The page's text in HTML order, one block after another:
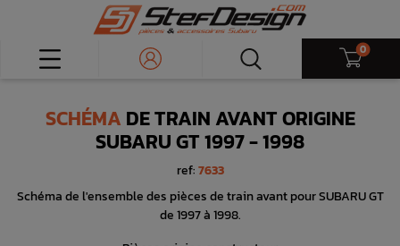
0
SCHÉMA DE TRAIN AVANT ORIGINE
SUBARU GT 1997 - 1998
ref:7633
Schéma de l'ensemble des pièces de train avant pour SUBARU GT
de 1997 à 1998.